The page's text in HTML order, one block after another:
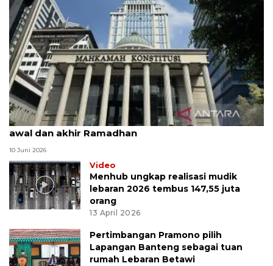
MK uji materi UU Peradilan Agama perihal isbat
awal dan akhir Ramadhan
10 Juni 2026
Video
Menhub ungkap realisasi mudik
lebaran 2026 tembus 147,55 juta
orang
13 April 2026
Pertimbangan Pramono pilih
Lapangan Banteng sebagai tuan
rumah Lebaran Betawi